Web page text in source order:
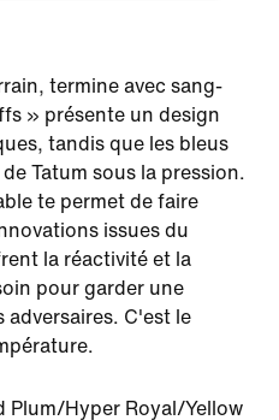
termine avec sang-
» présente un design
tandis que les bleus
Tatum sous la pression.
te permet de faire
issues du
la réactivité et la
pour garder une
adversaires. C'est le
Plum/Hyper Royal/Yellow